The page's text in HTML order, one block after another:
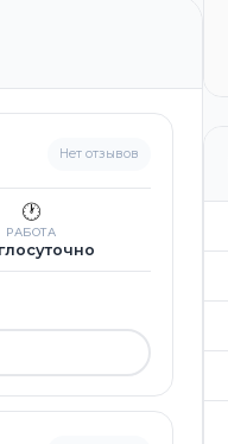
Нет отзывов
🕐
РАБОТА